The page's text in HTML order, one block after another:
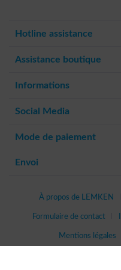
Hotline assistance
Assistance boutique
Informations
Social Media
Mode de paiement
Envoi
À propos de LEMKEN
Formulaire de contact
Mentions légales